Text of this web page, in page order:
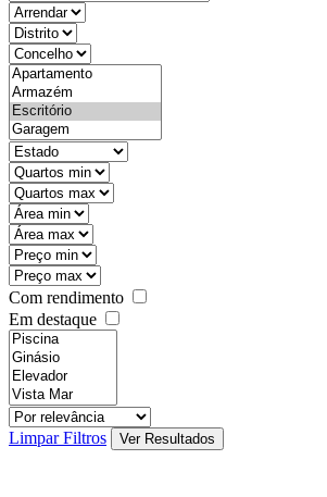
objective
districtId
countyId
types
state
mintypo
maxtypo
minarea
maxarea
minprice
maxprice
Com rendimento
Em destaque
features
realestateOrder
Limpar Filtros
Ver Resultados